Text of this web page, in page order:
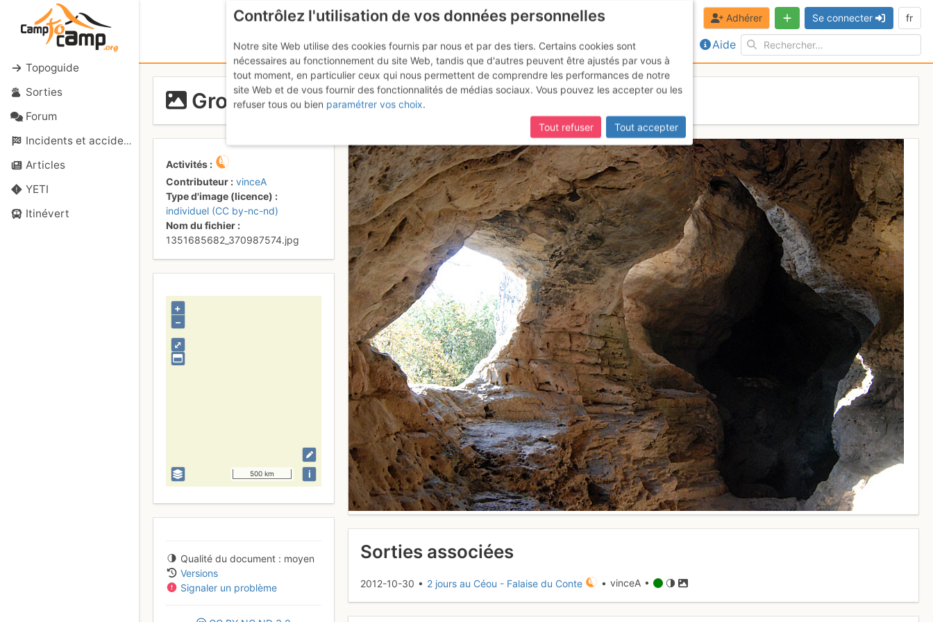
Topoguide
Sorties
Forum
Incidents et accidents
Articles
YETI
Itinévert
Aide
Adhérer Se connecter fr
Grotte
Activités
Contributeur
vinceA
Type d'image (licence)
individuel (CC by-nc-nd)
Nom du fichier
1351685682_370987574.jpg
⤢
+
–
500 km i
Qualité du document
moyen
Versions
Signaler un problème
Sorties associées
2012-10-30 • 2 jours au Céou - Falaise du Conte • vinceA •
Contrôlez l'utilisation de vos données personnelles
Notre site Web utilise des cookies fournis par nous et par des tiers. Certains cookies sont
nécessaires au fonctionnement du site Web, tandis que d'autres peuvent être ajustés par vous à
tout moment, en particulier ceux qui nous permettent de comprendre les performances de notre
site Web et de vous fournir des fonctionnalités de médias sociaux. Vous pouvez les accepter ou les
refuser tous ou bien paramétrer vos choix.
Tout refuser
Tout accepter